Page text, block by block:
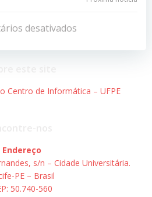
de
Post
desativados
Centro de Informática – UFPE
Endereço
s/n – Cidade Universitária.
PE – Brasil
50.740-560